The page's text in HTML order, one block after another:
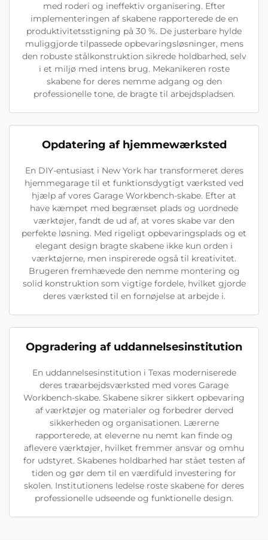
med roderi og ineffektiv organisering. Efter
implementeringen af skabene rapporterede de en
produktivitetsstigning på 30 %. De justerbare hylde
muliggjorde tilpassede opbevaringsløsninger, mens
den robuste stålkonstruktion sikrede holdbarhed, selv
i et miljø med intens brug. Mekanikeren roste
skabene for deres nemme adgang og den
professionelle tone, de bragte til arbejdspladsen.
Opdatering af hjemmewærksted
En DIY-entusiast i New York har transformeret deres
hjemmegarage til et funktionsdygtigt værksted ved
hjælp af vores Garage Workbench-skabe. Efter at
have kæmpet med begrænset plads og uordnede
værktøjer, fandt de ud af, at vores skabe var den
perfekte løsning. Med rigeligt opbevaringsplads og et
elegant design bragte skabene ikke kun orden i
værktøjerne, men inspirerede også til kreativitet.
Brugeren fremhævede den nemme montering og
solid konstruktion som vigtige fordele, hvilket gjorde
deres værksted til en fornøjelse at arbejde i.
Opgradering af uddannelsesinstitution
En uddannelsesinstitution i Texas moderniserede
deres træarbejdsværksted med vores Garage
Workbench-skabe. Skabene sikrer sikkert opbevaring
af værktøjer og materialer og forbedrer derved
sikkerheden og organisationen. Lærerne
rapporterede, at eleverne nu nemt kan finde og
aflevere værktøjer, hvilket fremmer ansvar og omhu
for udstyret. Skabenes holdbarhed har stået testen af
tiden og gør dem til en værdifuld investering for
skolen. Institutionens ledelse roste skabene for deres
professionelle udseende og funktionelle design.